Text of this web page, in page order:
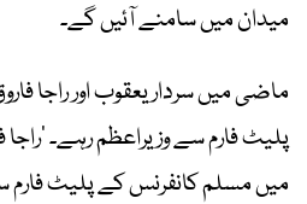
میدان میں سامنے آئیں گے۔
ماضی میں سردار یعقوب اور راجا
میں مسلم کانفرنس کے پلیٹ